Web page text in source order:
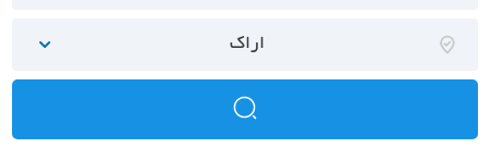
اراک